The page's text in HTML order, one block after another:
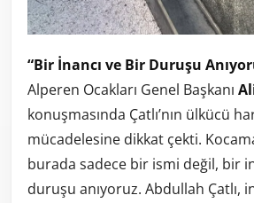
“Bir İnancı ve Bir Duruşu
Alperen Ocakları Genel Başkanı
konuşmasında Çatlı’nın ülkücü
mücadelesine dikkat çekti.
burada sadece bir ismi değil, bir
duruşu anıyoruz. Abdullah Çatlı,